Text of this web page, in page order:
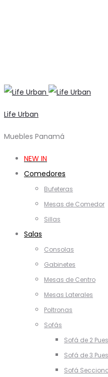
Life Urban
Muebles Panamá
NEW IN
Comedores
Bufeteras
Mesas de Comedor
Sillas
Salas
Consolas
Gabinetes
Mesas de Centro
Mesas Laterales
Poltronas
Sofás
Sofá de 2
Sofá de 3
Sofá